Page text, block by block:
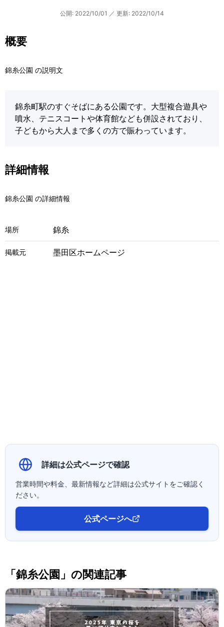
公開: 2022/10/01 ／ 更新: 2022/10/14
概要
錦糸公園 の説明文
錦糸町駅のすぐそばにある公園です。大型複合遊具や
噴水、テニスコートや体育館なども併設されており、
子どもから大人まで多くの方で賑わっています。
詳細情報
錦糸公園 の詳細情報
場所 錦糸
掲載元 墨田区ホームページ
詳細は公式ページで確認
営業時間や料金、最新情報など詳細は公式サイトをご確認く
ださい。
公式ページへ
「錦糸公園」の関連記事